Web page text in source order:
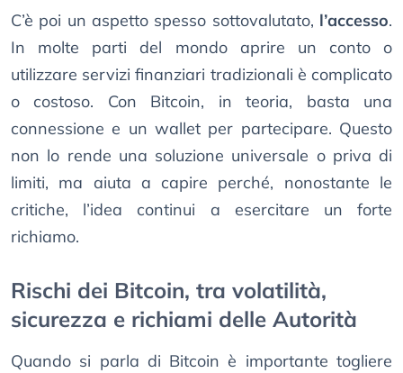
C’è poi un aspetto spesso sottovalutato, l’accesso.
In molte parti del mondo aprire un conto o
utilizzare servizi finanziari tradizionali è complicato
o costoso. Con Bitcoin, in teoria, basta una
connessione e un wallet per partecipare. Questo
non lo rende una soluzione universale o priva di
limiti, ma aiuta a capire perché, nonostante le
critiche, l’idea continui a esercitare un forte
richiamo.
Rischi dei Bitcoin, tra volatilità,
sicurezza e richiami delle Autorità
Quando si parla di Bitcoin è importante togliere